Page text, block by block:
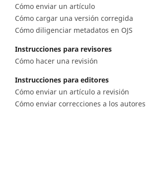
Cómo enviar un artículo
Cómo cargar una versión corregida
Cómo diligenciar metadatos en OJS
Instrucciones para revisores
Cómo hacer una revisión
Instrucciones para editores
Cómo enviar un artículo a revisión
Cómo enviar correcciones a los autores